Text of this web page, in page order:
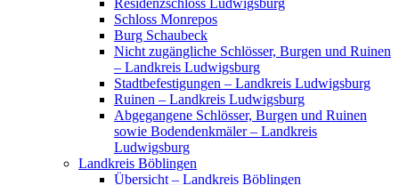
Residenzschloss Ludwigsburg
Schloss Monrepos
Burg Schaubeck
Nicht zugängliche Schlösser, Burgen und Ruinen
– Landkreis Ludwigsburg
Stadtbefestigungen – Landkreis Ludwigsburg
Ruinen – Landkreis Ludwigsburg
Abgegangene Schlösser, Burgen und Ruinen
sowie Bodendenkmäler – Landkreis
Ludwigsburg
Landkreis Böblingen
Übersicht – Landkreis Böblingen